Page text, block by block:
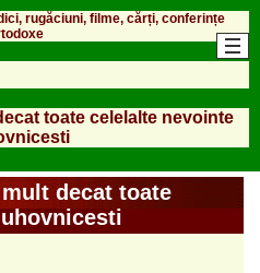
rugăciuni, filme, cărți, conferințe
toate celelalte nevointe
decat toate